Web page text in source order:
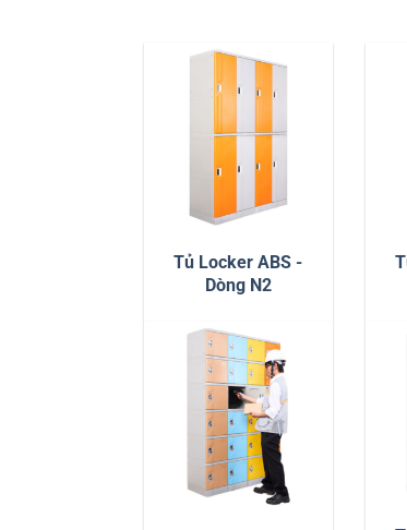
Tủ Locker ABS -
Dòng N2